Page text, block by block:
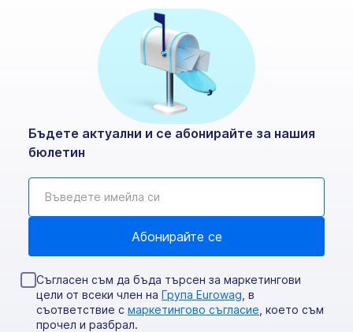
Бъдете актуални и се абонирайте за нашия
бюлетин
Съгласен съм да бъда търсен за маркетингови
цели от всеки член на Група Eurowag , в
съответствие с маркетингово съгласие , което съм
прочел и разбрал.